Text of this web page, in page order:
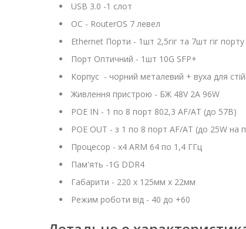
USB 3.0 -1 слот
ОС - RouterOS 7 левел
Ethernet Порти - 1шт 2,5гіг та 7шт гіг
Порт Оптичний - 1шт 10G SFP+
Корпус - чорний металевий + вуха для
Живлення пристрою - БЖ 48V 2A 96W
POE IN - 1 по 8 порт 802,3 AF/AT (до 57В)
POE OUT - з 1 по 8 порт AF/AT (до 25W на
Процесор - х4 ARM 64 по 1,4 ГГц
Пам'ять -1G DDR4
Габарити - 220 х 125мм х 22мм
Режим роботи від - 40 до +60